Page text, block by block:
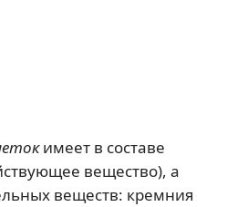
имеет в составе
вещество), а
веществ: кремния